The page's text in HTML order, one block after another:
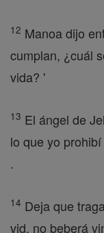
12 Manoa dijo
cumplan, ¿cuál
vida? '
13 El ángel de
lo que yo
.
14 Deja que
vid, no beberá